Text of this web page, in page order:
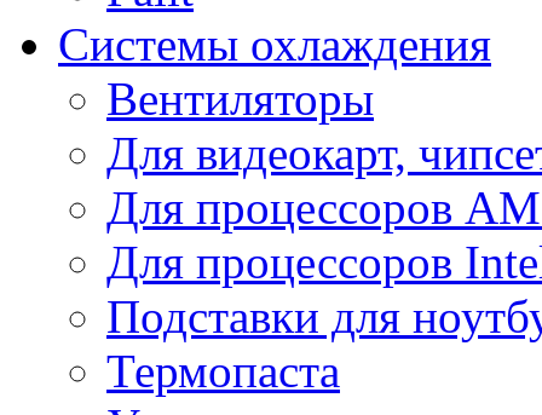
Системы охлаждения
Вентиляторы
Для видеокарт,
Для процессоров
Для процессоров
Подставки для
Термопаста